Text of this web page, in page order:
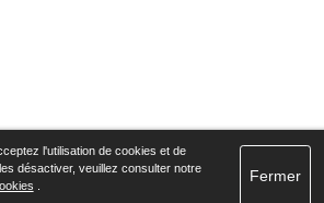
l'utilisation de cookies et de
désactiver, veuillez consulter notre
Fermer